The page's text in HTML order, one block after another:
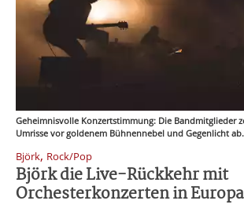
Geheimnisvolle Konzertstimmung: Die Bandmitglieder
Umrisse vor goldenem Bühnennebel und Gegenlicht
Björk, Rock/Pop
Björk die Live-Rückkehr mit
Orchesterkonzerten in